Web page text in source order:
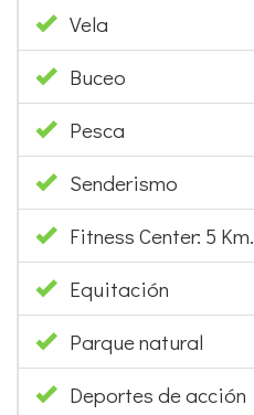
Vela
Buceo
Pesca
Senderismo
Fitness Center: 5 Km.
Equitación
Parque natural
Deportes de acción